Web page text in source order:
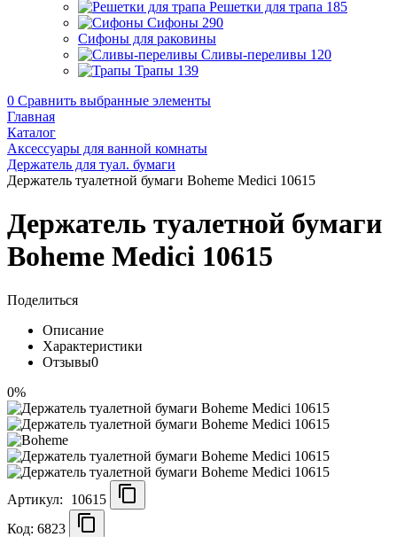
Решетки для трапа 185
Сифоны 290
Сифоны для раковины
Сливы-переливы 120
Трапы 139
0 Сравнить выбранные элементы
Главная
Каталог
Аксессуары для ванной комнаты
Держатель для туал. бумаги
Держатель туалетной бумаги Boheme Medici 10615
Держатель туалетной бумаги
Boheme Medici 10615
Поделиться
Описание
Характеристики
Отзывы0
0%
Артикул:
10615
Код: 6823